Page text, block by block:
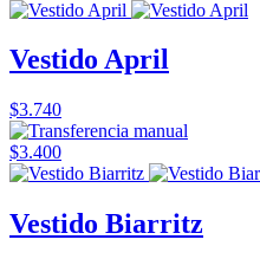
Vestido April
$3.740
$3.400
Vestido Biarritz